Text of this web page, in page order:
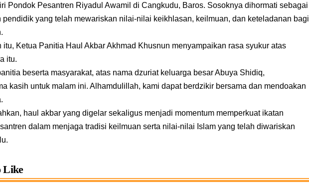
Pondok Pesantren Riyadul Awamil di Cangkudu, Baros. Sosoknya dihormati sebagai
pendidik yang telah mewariskan nilai-nilai keikhlasan, keilmuan, dan keteladanan bagi
itu, Ketua Panitia Haul Akbar Akhmad Khusnun menyampaikan rasa syukur atas
itu.
beserta masyarakat, atas nama dzuriat keluarga besar Abuya Shidiq,
kasih untuk malam ini. Alhamdulillah, kami dapat berdzikir bersama dan mendoakan
haul akbar yang digelar sekaligus menjadi momentum memperkuat ikatan
dalam menjaga tradisi keilmuan serta nilai-nilai Islam yang telah diwariskan
Like